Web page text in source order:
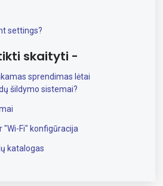
settings?
skaityti -
sprendimas lėtai
šildymo sistemai?
"Wi-Fi" konfigūracija
katalogas